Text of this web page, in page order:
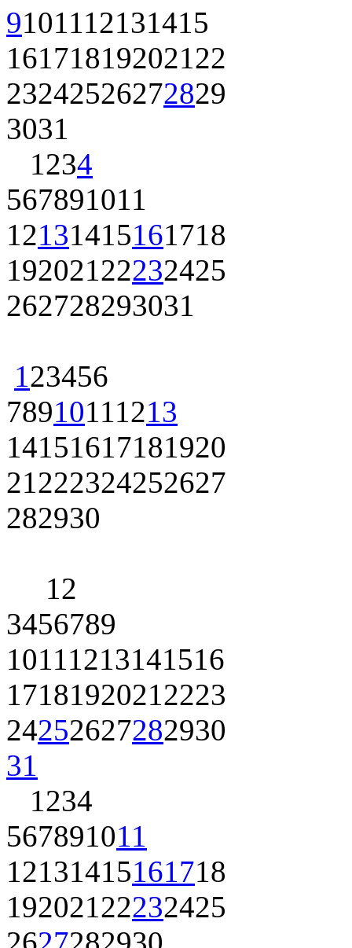
9101112131415
16171819202122
23242526272829
3031
1234
567891011
12131415161718
19202122232425
262728293031
123456
78910111213
14151617181920
21222324252627
282930
12
3456789
10111213141516
17181920212223
24252627282930
31
1234
567891011
12131415161718
19202122232425